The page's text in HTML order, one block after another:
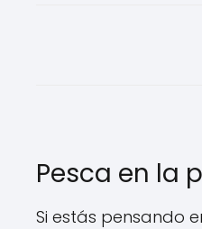
Pesca en la
Si estás pensando